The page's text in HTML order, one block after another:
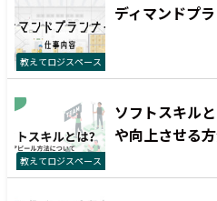
教えてロジスペース
ディマンドプ
教えてロジスペース
ソフトスキル
や向上させる方